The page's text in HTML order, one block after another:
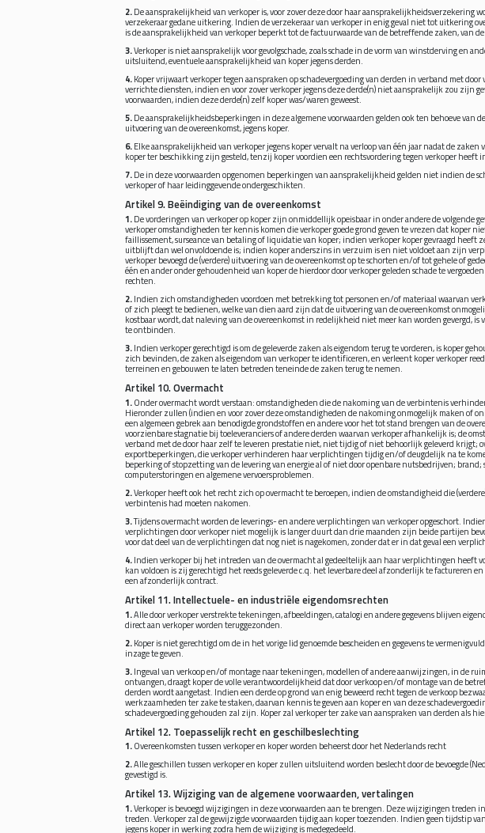
2.De aansprakelijkheid van verkoper is, voor zover deze door haar aansprakelijkheidsverzekering
verzekeraar gedane uitkering. Indien de verzekeraar van verkoper in enig geval niet tot uitkering
is de aansprakelijkheid van verkoper beperkt tot de factuurwaarde van de betreffende zaken, van
3.Verkoper is niet aansprakelijk voor gevolgschade, zoals schade in de vorm van winstderving en
uitsluitend, eventuele aansprakelijkheid van koper jegens derden.
4.Koper vrijwaart verkoper tegen aanspraken op schadevergoeding van derden in verband met
verrichte diensten, indien en voor zover verkoper jegens deze derde(n) niet aansprakelijk zou zijn
voorwaarden, indien deze derde(n) zelf koper was/waren geweest.
5.De aansprakelijkheidsbeperkingen in deze algemene voorwaarden gelden ook ten behoeve van
uitvoering van de overeenkomst, jegens koper.
6.Elke aansprakelijkheid van verkoper jegens koper vervalt na verloop van één jaar nadat de zaken
koper ter beschikking zijn gesteld, tenzij koper voordien een rechtsvordering tegen verkoper heeft
7.De in deze voorwaarden opgenomen beperkingen van aansprakelijkheid gelden niet indien de
verkoper of haar leidinggevende ondergeschikten.
Artikel 9. Beëindiging van de overeenkomst
1.De vorderingen van verkoper op koper zijn onmiddellijk opeisbaar in onder andere de volgende
verkoper omstandigheden ter kennis komen die verkoper goede grond geven te vrezen dat koper
faillissement, surseance van betaling of liquidatie van koper; indien verkoper koper gevraagd heeft
uitblijft dan wel onvoldoende is; indien koper anderszins in verzuim is en niet voldoet aan zijn
verkoper bevoegd de (verdere) uitvoering van de overeenkomst op te schorten en/of tot gehele of
één en ander onder gehoudenheid van koper de hierdoor door verkoper geleden schade te
rechten.
2.Indien zich omstandigheden voordoen met betrekking tot personen en/of materiaal waarvan
of zich pleegt te bedienen, welke van dien aard zijn dat de uitvoering van de overeenkomst
kostbaar wordt, dat naleving van de overeenkomst in redelijkheid niet meer kan worden gevergd, is
te ontbinden.
3.Indien verkoper gerechtigd is om de geleverde zaken als eigendom terug te vorderen, is koper
zich bevinden, de zaken als eigendom van verkoper te identificeren, en verleent koper verkoper
terreinen en gebouwen te laten betreden teneinde de zaken terug te nemen.
Artikel 10. Overmacht
1.Onder overmacht wordt verstaan: omstandigheden die de nakoming van de verbintenis
Hieronder zullen (indien en voor zover deze omstandigheden de nakoming onmogelijk maken of
een algemeen gebrek aan benodigde grondstoffen en andere voor het tot stand brengen van de
voorzienbare stagnatie bij toeleveranciers of andere derden waarvan verkoper afhankelijk is; de
verband met de door haar zelf te leveren prestatie niet, niet tijdig of niet behoorlijk geleverd krijgt;
exportbeperkingen, die verkoper verhinderen haar verplichtingen tijdig en/of deugdelijk na te
beperking of stopzetting van de levering van energie al of niet door openbare nutsbedrijven;
computerstoringen en algemene vervoersproblemen.
2.Verkoper heeft ook het recht zich op overmacht te beroepen, indien de omstandigheid die
verbintenis had moeten nakomen.
3.Tijdens overmacht worden de leverings- en andere verplichtingen van verkoper opgeschort.
verplichtingen door verkoper niet mogelijk is langer duurt dan drie maanden zijn beide partijen
voor dat deel van de verplichtingen dat nog niet is nagekomen, zonder dat er in dat geval een
4.Indien verkoper bij het intreden van de overmacht al gedeeltelijk aan haar verplichtingen heeft
kan voldoen is zij gerechtigd het reeds geleverde c.q. het leverbare deel afzonderlijk te factureren
een afzonderlijk contract.
Artikel 11. Intellectuele- en industriële eigendomsrechten
1.Alle door verkoper verstrekte tekeningen, afbeeldingen, catalogi en andere gegevens blijven
direct aan verkoper worden teruggezonden.
2.Koper is niet gerechtigd om de in het vorige lid genoemde bescheiden en gegevens te
inzage te geven.
3.Ingeval van verkoop en/of montage naar tekeningen, modellen of andere aanwijzingen, in de
ontvangen, draagt koper de volle verantwoordelijkheid dat door verkoop en/of montage van de
derden wordt aangetast. Indien een derde op grond van enig beweerd recht tegen de verkoop
werkzaamheden ter zake te staken, daarvan kennis te geven aan koper en van deze
schadevergoeding gehouden zal zijn. Koper zal verkoper ter zake van aanspraken van derden als
Artikel 12. Toepasselijk recht en geschilbeslechting
1.Overeenkomsten tussen verkoper en koper worden beheerst door het Nederlands recht
2.Alle geschillen tussen verkoper en koper zullen uitsluitend worden beslecht door de bevoegde
gevestigd is.
Artikel 13. Wijziging van de algemene voorwaarden, vertalingen
1.Verkoper is bevoegd wijzigingen in deze voorwaarden aan te brengen. Deze wijzigingen
treden. Verkoper zal de gewijzigde voorwaarden tijdig aan koper toezenden. Indien geen tijdstip
jegens koper in werking zodra hem de wijziging is medegedeeld.